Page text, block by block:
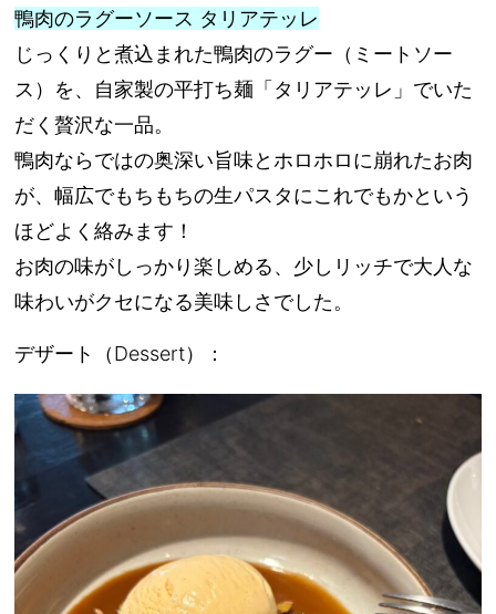
鴨肉のラグーソース タリアテッレ
じっくりと煮込まれた鴨肉のラグー（ミートソー
ス）を、自家製の平打ち麺「タリアテッレ」でいた
だく贅沢な一品。
鴨肉ならではの奥深い旨味とホロホロに崩れたお肉
が、幅広でもちもちの生パスタにこれでもかという
ほどよく絡みます！
お肉の味がしっかり楽しめる、少しリッチで大人な
味わいがクセになる美味しさでした。
デザート（Dessert）：